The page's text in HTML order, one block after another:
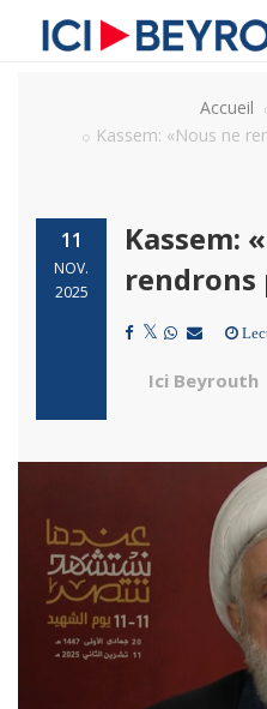
Accueil
Kassem: «Nous ne
11
NOV.
2025
Kassem:
rendrons
Ici Beyrouth